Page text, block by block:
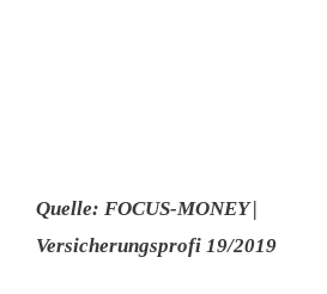
Quelle: FOCUS-MONEY |
Versicherungsprofi 19/2019